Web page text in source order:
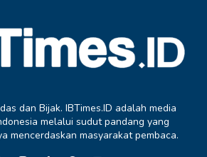
dan Bijak. IBTimes.ID adalah media
melalui sudut pandang yang
mencerdaskan masyarakat pembaca.